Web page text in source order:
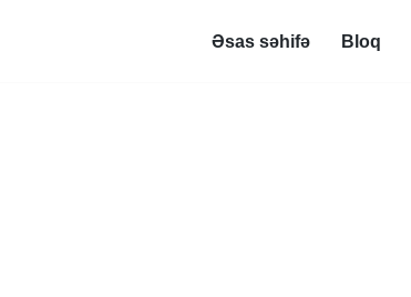
Əsas səhifə Bloq